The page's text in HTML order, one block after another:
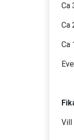
Ca
Ca
Ca
Vill